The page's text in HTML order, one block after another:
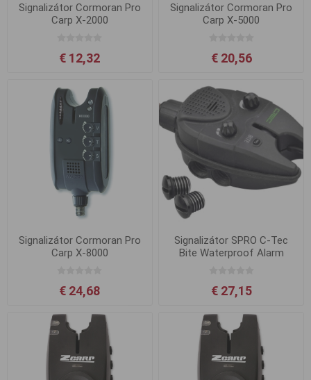
Signalizátor Cormoran Pro
Carp X-2000
€ 12,32
Signalizátor Cormoran Pro
Carp X-5000
€ 20,56
Signalizátor Cormoran Pro
Carp X-8000
€ 24,68
Signalizátor SPRO C-Tec
Bite Waterproof Alarm
€ 27,15